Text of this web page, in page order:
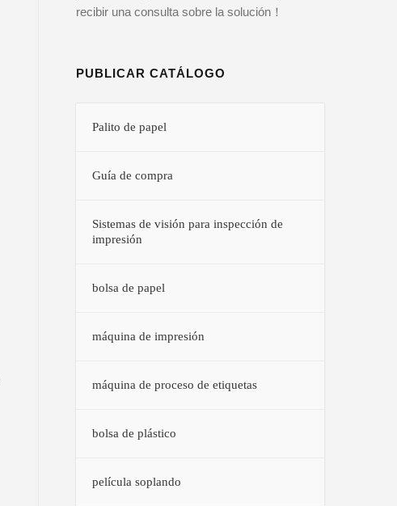
recibir una consulta sobre la solución！
PUBLICAR CATÁLOGO
Palito de papel
Guía de compra
Sistemas de visión para inspección de
impresión
bolsa de papel
máquina de impresión
máquina de proceso de etiquetas
bolsa de plástico
película soplando